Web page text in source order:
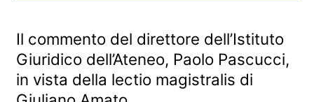
Il commento del direttore dell’Istituto
Giuridico dell’Ateneo, Paolo Pascucci,
in vista della lectio magistralis di